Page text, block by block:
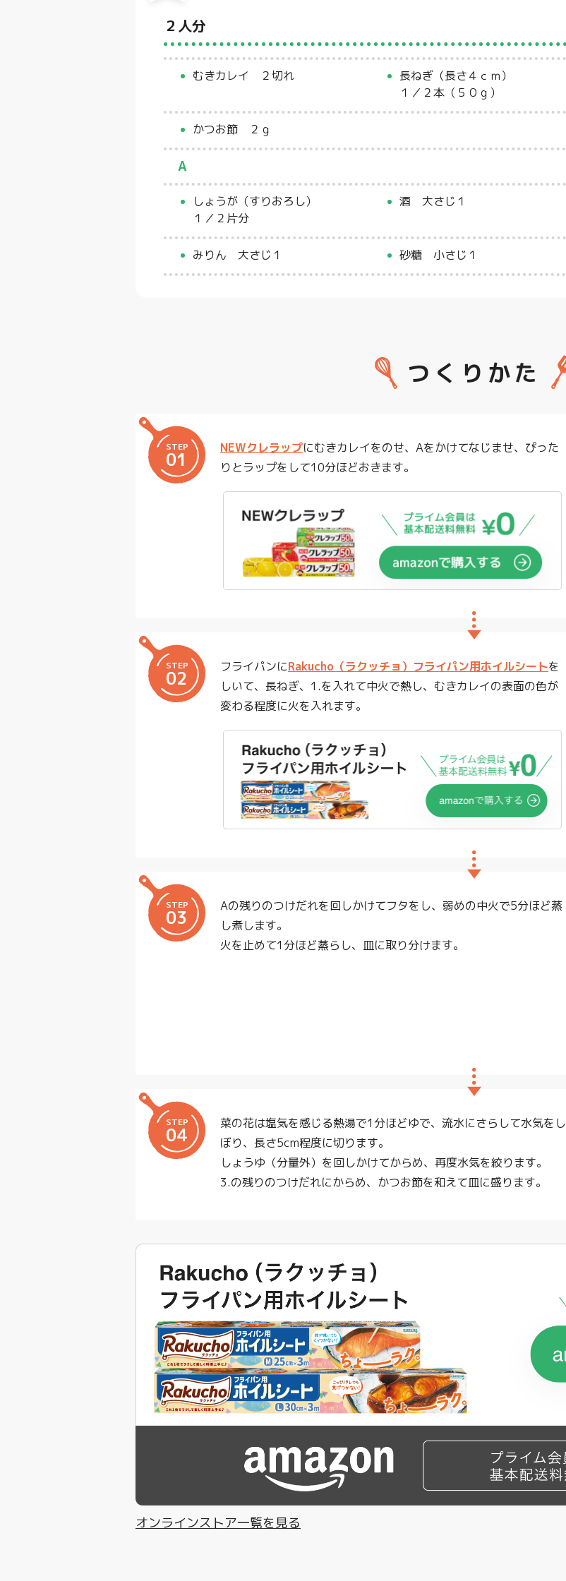
２人分
むきカレイ ２切れ
長ねぎ（長さ４ｃｍ）
１／２本（５０ｇ）
かつお節 ２ｇ
A
しょうが（すりおろし）
１／２片分
酒 大さじ１
みりん 大さじ１ 砂糖 小さじ１
つくりかた
STEP
01 NEWクレラップにむきカレイをのせ、Aをかけてなじませ、ぴった
りとラップをして10分ほどおきます。
STEP
02 フライパンにRakucho（ラクッチョ）フライパン用ホイルシートを
しいて、長ねぎ、1.を入れて中火で熱し、むきカレイの表面の色が
変わる程度に火を入れます。
STEP
03
Aの残りのつけだれを回しかけてフタをし、弱めの中火で5分ほど蒸
し煮します。
火を止めて1分ほど蒸らし、皿に取り分けます。
STEP
04
菜の花は塩気を感じる熱湯で1分ほどゆで、流水にさらして水気をし
ぼり、長さ5cm程度に切ります。
しょうゆ（分量外）を回しかけてからめ、再度水気を絞ります。
3.の残りのつけだれにからめ、かつお節を和えて皿に盛ります。
オンラインストア一覧を見る